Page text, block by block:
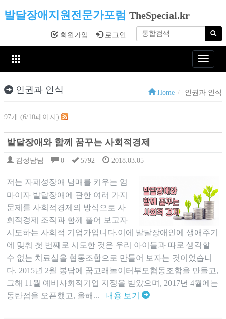
발달장애지원전문가포럼 TheSpecial.kr
회원가입 로그인
Toggle
인권과 인식 Home 인권과 인식
97개 (6/10페이지)
발달장애와 함께 꿈꾸는 사회적경제
김성남님 0 5792 2018.03.05
저는 자폐성장애 남매를 키우는 엄
마이자 발달장애에 관한 여러 가지
문제를 사회적경제의 방식으로 사
회적경제 조직과 함께 풀어 보고자
시도하는 사회적 기업가입니다.이에 발달장애인에 생애주기
에 맞춰 첫 번째로 시도한 것은 우리 아이들과 따로 생각할
수 없는 치료실을 협동조합으로 만들어 보자는 것이었습니
다. 2015년 2월 봉담에 꿈고래놀이터부모협동조합을 만들고,
그해 11월 예비사회적기업 지정을 받았으며, 2017년 4월에는
동탄점을 오픈했고, 올해... 내용 보기